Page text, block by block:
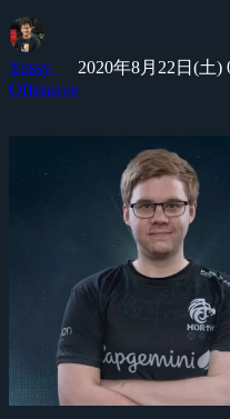
Yossy 2020年8月22日(土)
Offensive